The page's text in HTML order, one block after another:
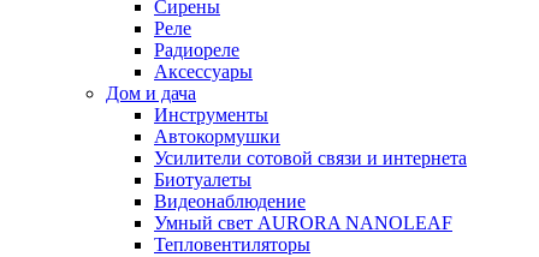
Сирены
Реле
Радиореле
Аксессуары
Дом и дача
Инструменты
Автокормушки
Усилители сотовой связи и интернета
Биотуалеты
Видеонаблюдение
Умный свет AURORA NANOLEAF
Тепловентиляторы